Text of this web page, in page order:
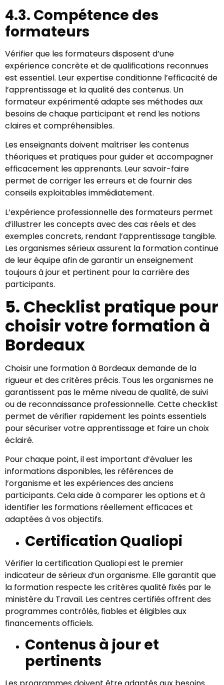
4.3. Compétence des
formateurs
Vérifier que les formateurs disposent d’une
expérience concrète et de qualifications reconnues
est essentiel. Leur expertise conditionne l’efficacité de
l’apprentissage et la qualité des contenus. Un
formateur expérimenté adapte ses méthodes aux
besoins de chaque participant et rend les notions
claires et compréhensibles.
Les enseignants doivent maîtriser les contenus
théoriques et pratiques pour guider et accompagner
efficacement les apprenants. Leur savoir-faire
permet de corriger les erreurs et de fournir des
conseils exploitables immédiatement.
L’expérience professionnelle des formateurs permet
d’illustrer les concepts avec des cas réels et des
exemples concrets, rendant l’apprentissage tangible.
Les organismes sérieux assurent la formation continue
de leur équipe afin de garantir un enseignement
toujours à jour et pertinent pour la carrière des
participants.
5. Checklist pratique pour
choisir votre formation à
Bordeaux
Choisir une formation à Bordeaux demande de la
rigueur et des critères précis. Tous les organismes ne
garantissent pas le même niveau de qualité, de suivi
ou de reconnaissance professionnelle. Cette checklist
permet de vérifier rapidement les points essentiels
pour sécuriser votre apprentissage et faire un choix
éclairé.
Pour chaque point, il est important d’évaluer les
informations disponibles, les références de
l’organisme et les expériences des anciens
participants. Cela aide à comparer les options et à
identifier les formations réellement efficaces et
adaptées à vos objectifs.
Certification Qualiopi
Vérifier la certification Qualiopi est le premier
indicateur de sérieux d’un organisme. Elle garantit que
la formation respecte les critères qualité fixés par le
ministère du Travail. Les centres certifiés offrent des
programmes contrôlés, fiables et éligibles aux
financements officiels.
Contenus à jour et
pertinents